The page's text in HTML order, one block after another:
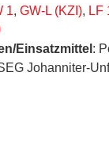
1, GW-L (KZI), LF
Einsatzmittel :
Johanniter-